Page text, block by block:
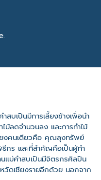
บเปินมีการเลี้ยงช้างเพื่อนำ
ม้ลดจำนวนลง และการทำไม้
ยงคนเดียวคือ คุณลุงทรัพย์
กร และที่สำคัญคือเป็นผู้ทำ
แม่คำสบเปินมีจิตรกรศิลปิน
วัดเชียงรายอีกด้วย นอกจาก